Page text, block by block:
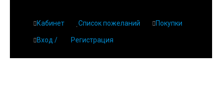
Кабинет Список пожеланий Покупки
Вход / Регистрация